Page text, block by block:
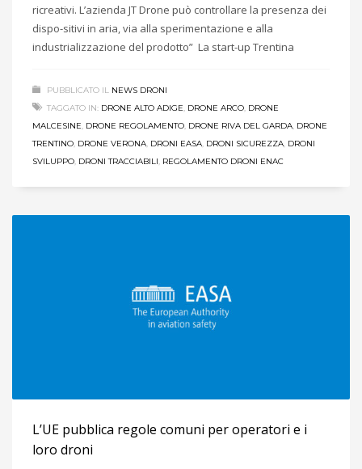
ricreativi. L’azienda JT Drone può controllare la presenza dei
dispo-sitivi in aria, via alla sperimentazione e alla
industrializzazione del prodotto” La start-up Trentina
PUBBLICATO IL NEWS DRONI
TAGGATO IN: DRONE ALTO ADIGE, DRONE ARCO, DRONE
MALCESINE, DRONE REGOLAMENTO, DRONE RIVA DEL GARDA, DRONE
TRENTINO, DRONE VERONA, DRONI EASA, DRONI SICUREZZA, DRONI
SVILUPPO, DRONI TRACCIABILI, REGOLAMENTO DRONI ENAC
L’UE pubblica regole comuni per operatori e i
loro droni